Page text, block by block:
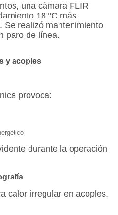
una cámara FLIR
18 °C más
Se realizó mantenimiento
paro de línea.
y acoples
provoca:
durante la operación
calor irregular en acoples,